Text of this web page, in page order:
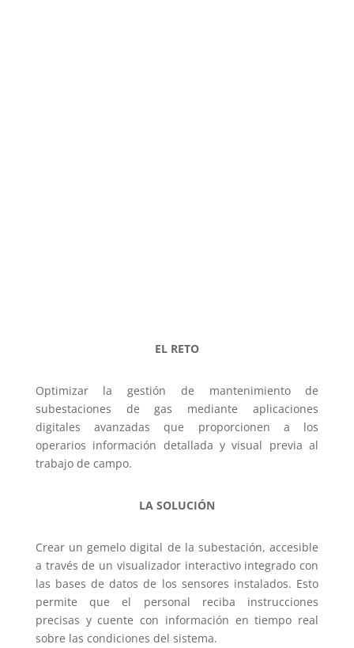
EL RETO
Optimizar la gestión de mantenimiento de
subestaciones de gas mediante aplicaciones
digitales avanzadas que proporcionen a los
operarios información detallada y visual previa al
trabajo de campo.
LA SOLUCIÓN
Crear un gemelo digital de la subestación, accesible
a través de un visualizador interactivo integrado con
las bases de datos de los sensores instalados. Esto
permite que el personal reciba instrucciones
precisas y cuente con información en tiempo real
sobre las condiciones del sistema.